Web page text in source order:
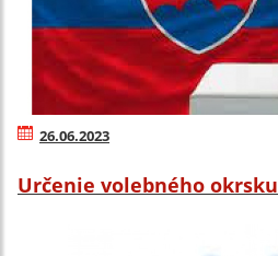
26.06.2023
Určenie volebného okrsku